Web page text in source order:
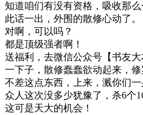
知道咱们有没有资格，吸收那
此话一出，外围的散修心动了。
对啊，可以吗？
都是顶级强者啊！
送福利，去微信公众号【书友大
一下子，散修蠢蠢欲动起来，
不差这点东西，上来，溅你们
众人这次没多少犹豫了，杀6个
这可是天大的机会！